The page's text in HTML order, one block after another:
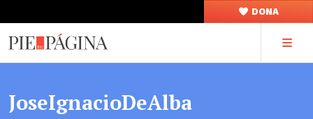
DONA
JoseIgnacioDeAlba